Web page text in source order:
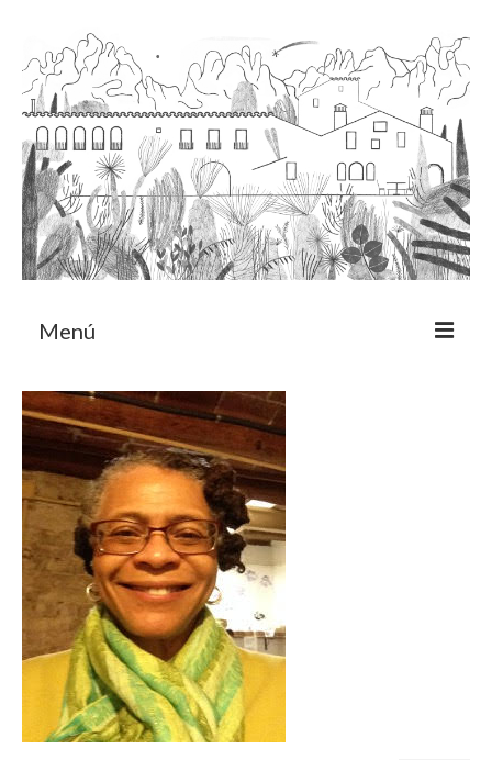
Menú
Acerca
Programa de residencia
CRUCERO
Quedate con nosotras
Archivo
Contacto
Idioma: